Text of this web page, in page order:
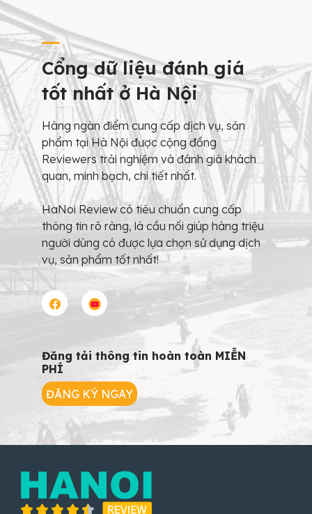
Cổng dữ liệu đánh giá
tốt nhất ở Hà Nội
Hàng ngàn điểm cung cấp dịch vụ, sản
phẩm tại Hà Nội được cộng đồng
Reviewers trải nghiệm và đánh giá khách
quan, minh bạch, chi tiết nhất.
HaNoi Review có tiêu chuẩn cung cấp
thông tin rõ ràng, là cầu nối giúp hàng triệu
người dùng có được lựa chọn sử dụng dịch
vụ, sản phẩm tốt nhất!
Đăng tải thông tin hoàn toàn MIỄN
PHÍ
ĐĂNG KÝ NGAY